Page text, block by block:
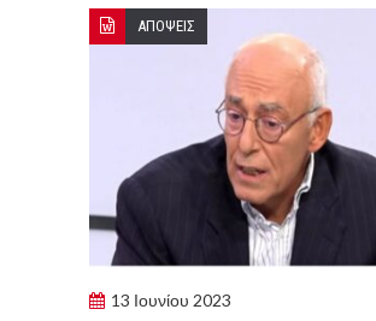
ΑΠΟΨΕΙΣ
13 Ιουνίου 2023